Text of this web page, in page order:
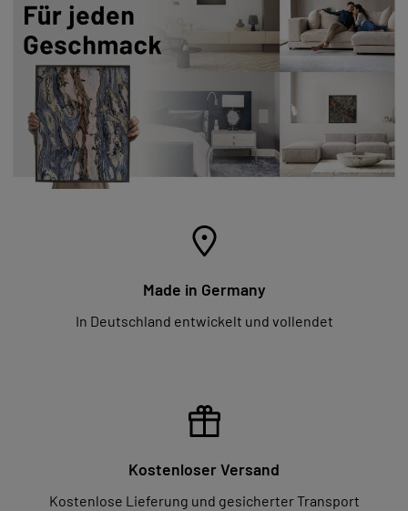
Made in Germany
In Deutschland entwickelt und vollendet
Kostenloser Versand
Kostenlose Lieferung und gesicherter Transport